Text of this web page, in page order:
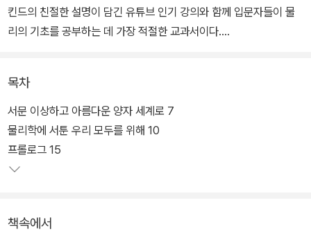
킨드의 친절한 설명이 담긴 유튜브 인기 강의와 함께 입문자들이 물
리의 기초를 공부하는 데 가장 적절한 교과서이다.
용하는 필수적인 최소한의 개념과 원리, 복잡해 보이는 수식의 핵심
을 정확하게 짚어 소개함으로써 ‘물리학의 정석(定石)’을 제시한 바
있는 <물리의 정석: 고전 역학 편>의 후속편이다.
《월 스트리트 저널》 ‘최고의 책’으로 선정되기도 한 「고전 역학 편」의
히 새로운 양자 역학을 독자에게 선사한다. ‘당신의 마음속 물리학
목차
서문 이상하고 아름다운 양자 세계로 7
물리학에 서툰 우리 모두를 위해 10
프롤로그 15
책속에서